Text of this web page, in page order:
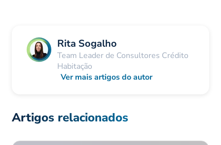
Rita Sogalho
Team Leader de Consultores Crédito
Habitação
Ver mais artigos do autor
Artigos relacionados